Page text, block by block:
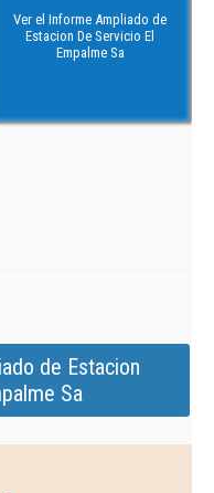
Ver el Informe Ampliado de
Estacion De Servicio El
Empalme Sa
de Estacion
Sa